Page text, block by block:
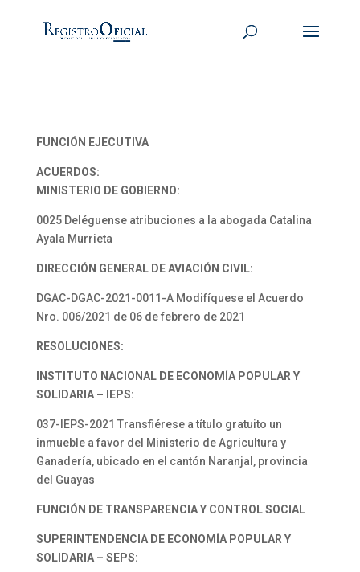
FUNCIÓN EJECUTIVA
ACUERDOS:
MINISTERIO DE GOBIERNO:
0025 Deléguense atribuciones a la abogada Catalina
Ayala Murrieta
DIRECCIÓN GENERAL DE AVIACIÓN CIVIL:
DGAC-DGAC-2021-0011-A Modifíquese el Acuerdo
Nro. 006/2021 de 06 de febrero de 2021
RESOLUCIONES:
INSTITUTO NACIONAL DE ECONOMÍA POPULAR Y
SOLIDARIA – IEPS:
037-IEPS-2021 Transfiérese a título gratuito un
inmueble a favor del Ministerio de Agricultura y
Ganadería, ubicado en el cantón Naranjal, provincia
del Guayas
FUNCIÓN DE TRANSPARENCIA Y CONTROL SOCIAL
SUPERINTENDENCIA DE ECONOMÍA POPULAR Y
SOLIDARIA – SEPS: